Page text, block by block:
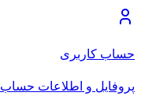
حساب کاربری
پروفایل و اطلاعات حساب